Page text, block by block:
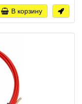
В корзину